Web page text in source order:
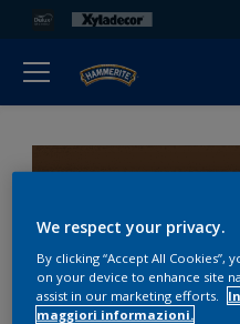
We respect your privacy.
By clicking “Accept All
on your device to enhance site
assist in our marketing efforts.
maggiori informazioni.